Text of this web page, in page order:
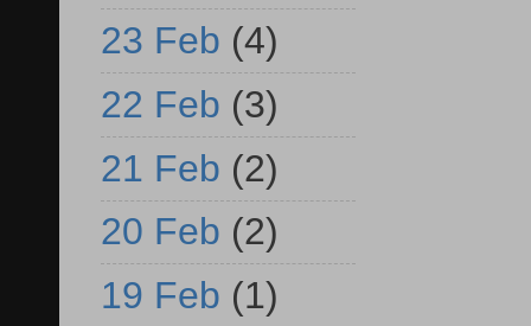
23 Feb (4)
22 Feb (3)
21 Feb (2)
20 Feb (2)
19 Feb (1)